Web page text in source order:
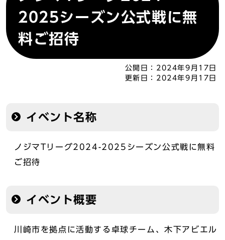
2025シーズン公式戦に無
料ご招待
公開日： 2024年9月17日
更新日： 2024年9月17日
イベント名称
ノジマTリーグ2024-2025シーズン公式戦に無料
ご招待
イベント概要
川崎市を拠点に活動する卓球チーム、木下アビエル